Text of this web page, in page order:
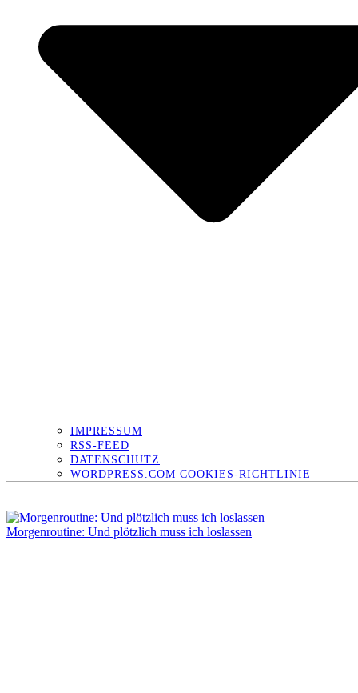
IMPRESSUM
RSS-FEED
DATENSCHUTZ
WORDPRESS.COM COOKIES-RICHTLINIE
Morgenroutine: Und plötzlich muss ich loslassen